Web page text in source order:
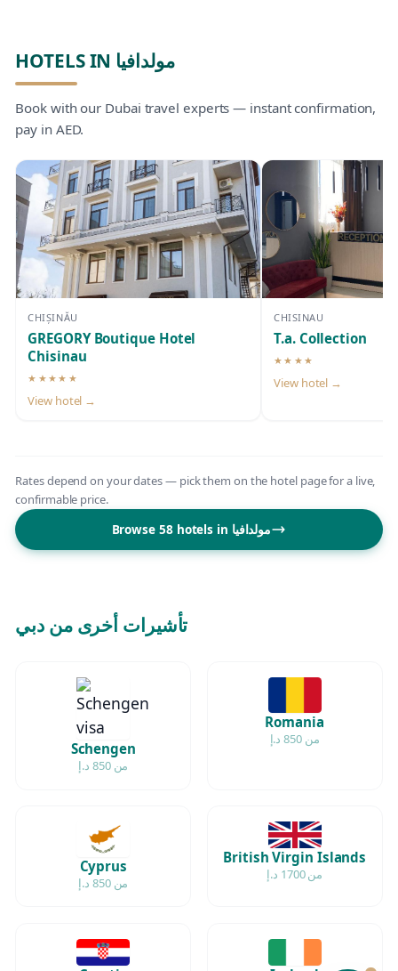
HOTELS IN مولدافيا
Book with our Dubai travel experts — instant confirmation,
pay in AED.
CHIȘINĂU
GREGORY Boutique Hotel
Chisinau
★★★★★
5-star hotel
View hotel →
CHISINAU
T.a. Collection
★★★★
4-star hotel
View hotel →
Rates depend on your dates — pick them on the hotel page for a live,
confirmable price.
Browse 58 hotels in مولدافيا
تأشيرات أخرى من دبي
Schengen
من 850 د.إ
Romania
من 850 د.إ
Cyprus
من 850 د.إ
British Virgin Islands
من 1700 د.إ